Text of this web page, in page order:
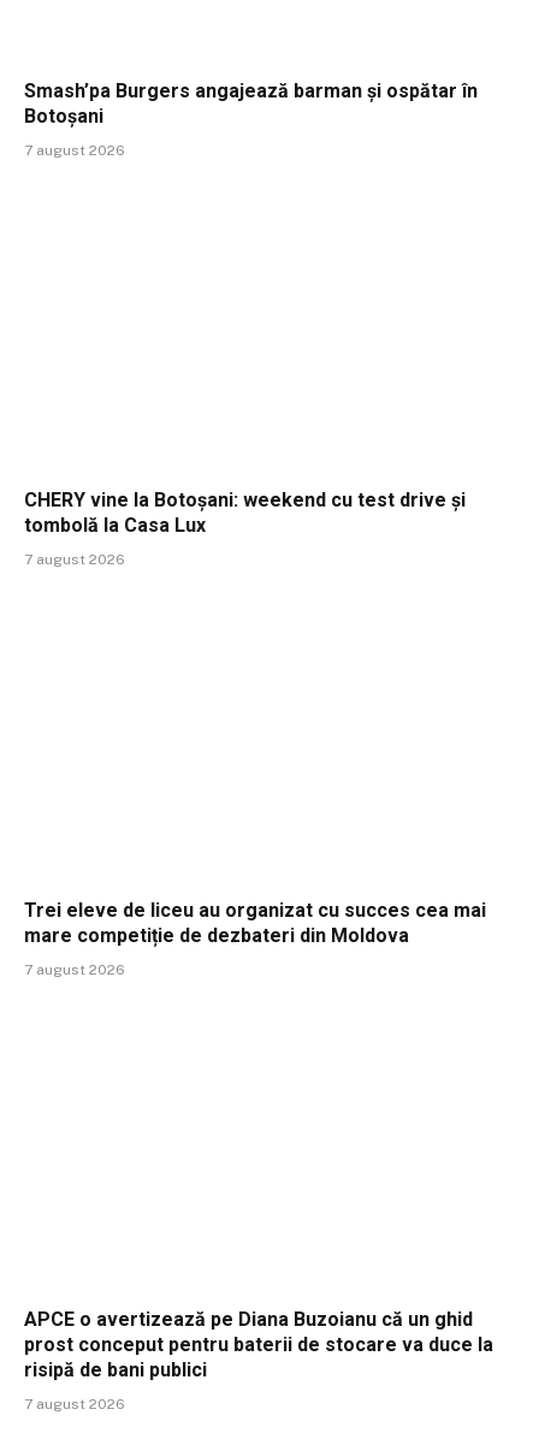
Smash’pa Burgers angajează barman și ospătar în
Botoșani
7 august 2026
CHERY vine la Botoșani: weekend cu test drive și
tombolă la Casa Lux
7 august 2026
Trei eleve de liceu au organizat cu succes cea mai
mare competiție de dezbateri din Moldova
7 august 2026
APCE o avertizează pe Diana Buzoianu că un ghid
prost conceput pentru baterii de stocare va duce la
risipă de bani publici
7 august 2026